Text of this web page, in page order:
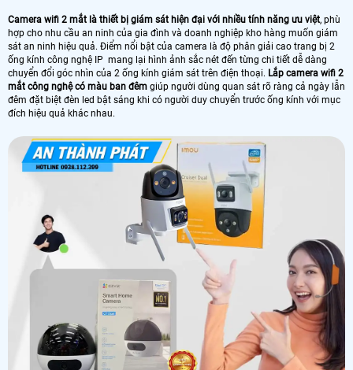
Camera wifi 2 mắt là thiết bị giám sát hiện đại với nhiều tính năng ưu việt, phù
hợp cho nhu cầu an ninh của gia đình và doanh nghiệp kho hàng muốn giám
sát an ninh hiệu quả. Điểm nổi bật của camera là độ phân giải cao trang bị 2
ống kính công nghệ IP mang lại hình ảnh sắc nét đến từng chi tiết dễ dàng
chuyển đổi góc nhìn của 2 ống kính giám sát trên điện thoại. Lắp camera wifi 2
mắt công nghệ có màu ban đêm giúp người dùng quan sát rõ ràng cả ngày lẫn
đêm đặt biệt đèn led bật sáng khi có người duy chuyển trước ống kính với mục
đích hiệu quả khác nhau.